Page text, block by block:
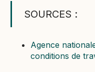
SOURCES :
Agence
conditions de